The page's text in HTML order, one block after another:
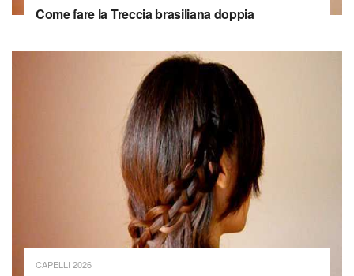
Come fare la Treccia brasiliana doppia
CAPELLI 2026